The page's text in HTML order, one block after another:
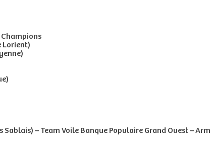
Champions
Lorient)
Sablais) – Team Voile Banque Populaire Grand Ouest –